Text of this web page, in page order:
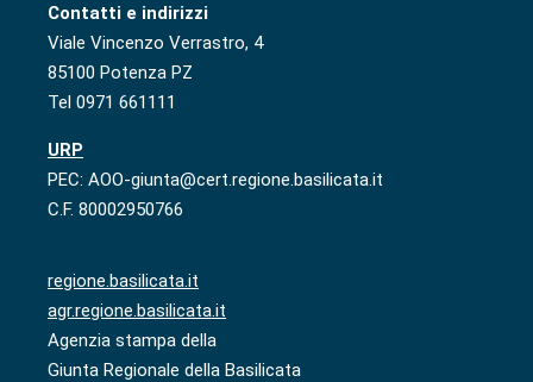
Contatti e indirizzi
Viale Vincenzo Verrastro, 4
85100 Potenza PZ
Tel 0971 661111
URP
PEC: AOO-giunta@cert.regione.basilicata.it
C.F. 80002950766
regione.basilicata.it
agr.regione.basilicata.it
Agenzia stampa della
Giunta Regionale della Basilicata